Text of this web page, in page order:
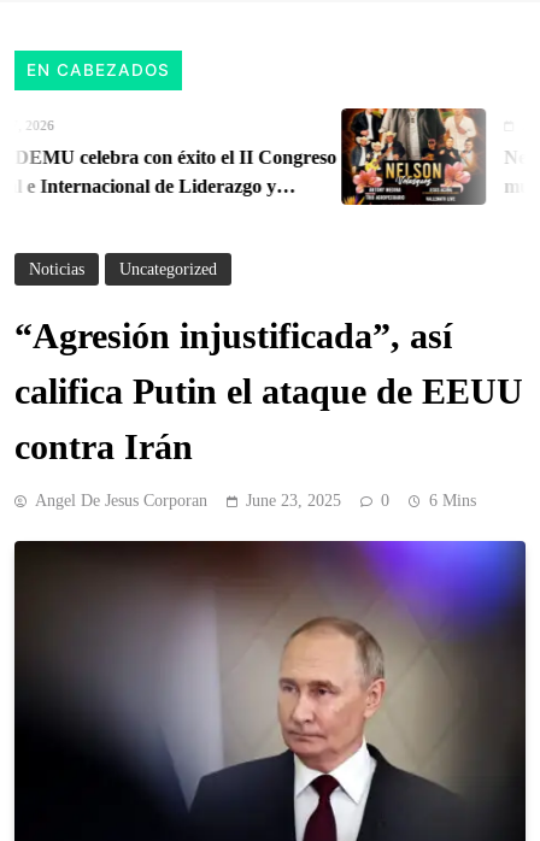
EN CABEZADOS
celebra con éxito el II Congreso
Internacional de Liderazgo y
Noticias Uncategorized
“Agresión injustificada”, así
califica Putin el ataque de EEUU
contra Irán
Angel De Jesus Corporan June 23, 2025 0 6 Mins